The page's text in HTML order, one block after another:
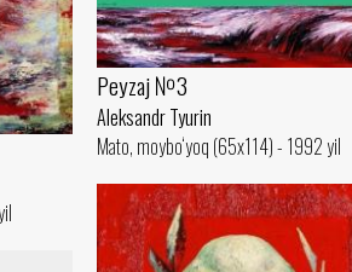
Peyzaj №3
Aleksandr Tyurin
Mato, moybo‘yoq (65x114) - 1992 yil